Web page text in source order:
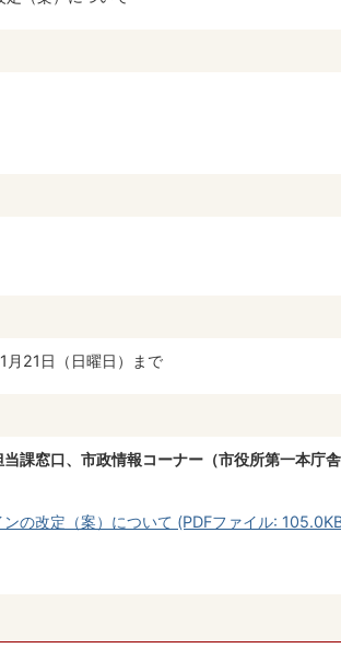
月21日（日曜日）まで
課窓口、市政情報コーナー（市役所第一本庁
の改定（案）について (PDFファイル: